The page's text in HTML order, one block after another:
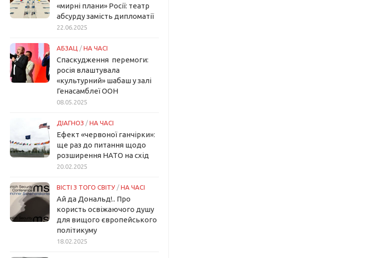
«мирні плани» Росії: театр
абсурду замість дипломатії
22.06.2025
АБЗАЦ / НА ЧАСІ
Спаскудження перемоги:
росія влаштувала
«культурний» шабаш у залі
Генасамблеї ООН
08.05.2025
ДІАГНОЗ / НА ЧАСІ
Ефект «червоної ганчірки»:
ще раз до питання щодо
розширення НАТО на схід
20.02.2025
ВІСТІ З ТОГО СВІТУ / НА ЧАСІ
Ай да Дональд!.. Про
користь освіжаючого душу
для вищого європейського
політикуму
18.02.2025